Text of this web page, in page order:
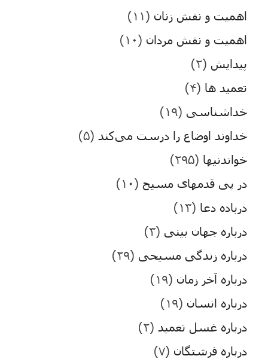
اهمیت و نقش زنان (۱۱)
اهمیت و نقش مردان (۱۰)
پیدایش (۲)
تعمید ها (۴)
خداشناسی (۱۹)
خداوند اوضاع را درست می‌کند (۵)
خواندنیها (۲۹۵)
در پی قدمهای مسیح (۱۰)
درباده دعا (۱۳)
درباره جهان بینی (۳)
درباره زندگی مسیحی (۲۹)
درباره آخر زمان (۱۹)
درباره انسان (۱۹)
درباره غسل تعمید (۲)
درباره فرشتگان (۷)